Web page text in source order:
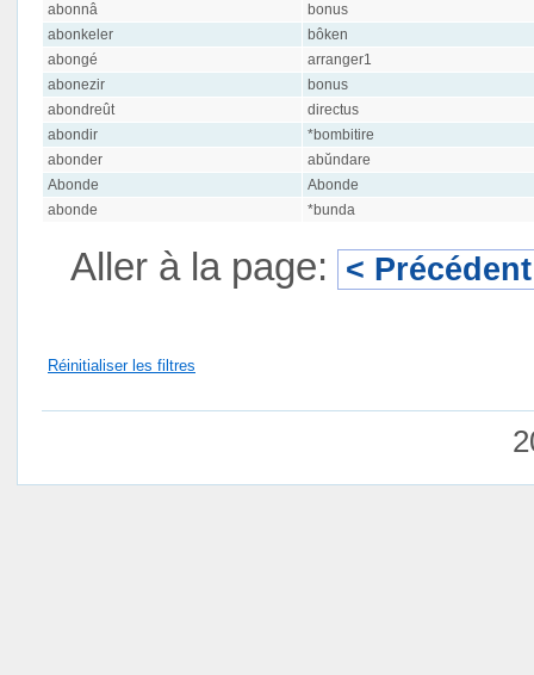
abonnâ
bonus
abonkeler
bôken
abongé
arranger1
abonezir
bonus
abondreût
directus
abondir
*bombitire
abonder
abŭndare
Abonde
Abonde
abonde
*bunda
Aller à la page: < Précédent
Réinitialiser les filtres